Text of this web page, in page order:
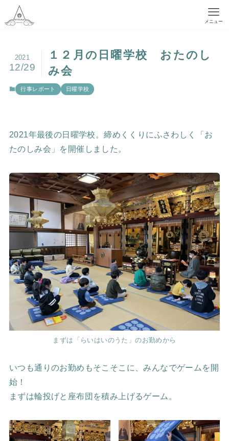
メニュー
１２月の日曜学校 おたのし
み会
2021
12/29
行事レポート 日曜学校
2021年最後の日曜学校。締めくくりにふさわしく「お
たのしみ会」を開催しました。
まずは「らいはいのうた」のお勤めから
いつも通りのお勤めもそこそこに、みんなでゲームを開
始！
まずは輪投げと座布団を積み上げるゲーム。